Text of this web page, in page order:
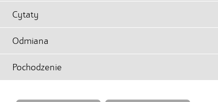
Cytaty
Odmiana
Pochodzenie